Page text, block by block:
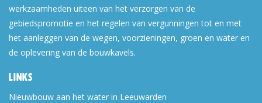
werkzaamheden uiteen van het verzorgen van de
gebiedspromotie en het regelen van vergunningen tot en met
het aanleggen van de wegen, voorzieningen, groen en water en
de oplevering van de bouwkavels.
Links
Nieuwbouw aan het water in Leeuwarden